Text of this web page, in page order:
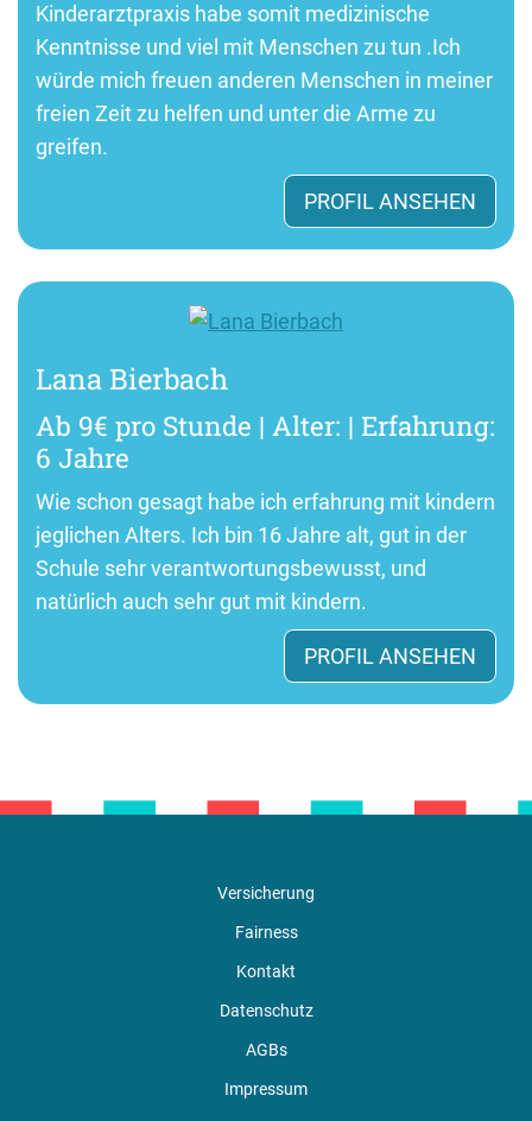
Kinderarztpraxis habe somit medizinische
Kenntnisse und viel mit Menschen zu tun .Ich
würde mich freuen anderen Menschen in meiner
freien Zeit zu helfen und unter die Arme zu
greifen.
PROFIL ANSEHEN
Lana Bierbach
Ab 9€ pro Stunde | Alter: | Erfahrung:
6 Jahre
Wie schon gesagt habe ich erfahrung mit kindern
jeglichen Alters. Ich bin 16 Jahre alt, gut in der
Schule sehr verantwortungsbewusst, und
natürlich auch sehr gut mit kindern.
PROFIL ANSEHEN
Versicherung
Fairness
Kontakt
Datenschutz
AGBs
Impressum